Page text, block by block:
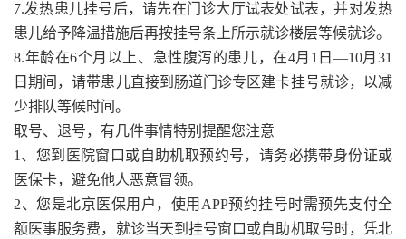
7.发热患儿挂号后，请先在门诊大厅试表处试表，并对发热
患儿给予降温措施后再按挂号条上所示就诊楼层等候就诊。
8.年龄在6个月以上、急性腹泻的患儿，在4月1日—10月31
日期间，请带患儿直接到肠道门诊专区建卡挂号就诊，以减
少排队等候时间。
取号、退号，有几件事情特别提醒您注意
1、您到医院窗口或自助机取预约号，请务必携带身份证或
医保卡，避免他人恶意冒领。
2、您是北京医保用户，使用APP预约挂号时需预先支付全
额医事服务费，就诊当天到挂号窗口或自助机取号时，凭北